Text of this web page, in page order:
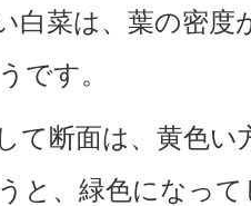
、葉の密度が
です。
は、黄色い方
と、緑色になっ